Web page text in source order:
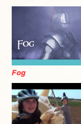
Fog